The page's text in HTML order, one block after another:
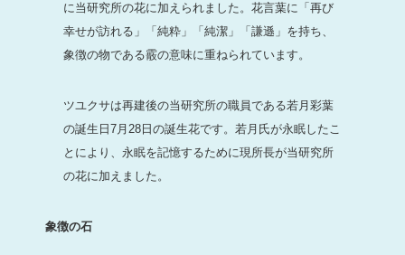
に当研究所の花に加えられました。花言葉に「再び
幸せが訪れる」「純粋」「純潔」「謙遜」を持ち、
象徴の物である霰の意味に重ねられています。
ツユクサは再建後の当研究所の職員である若月彩葉
の誕生日7月28日の誕生花です。若月氏が永眠したこ
とにより、永眠を記憶するために現所長が当研究所
の花に加えました。
象徴の石